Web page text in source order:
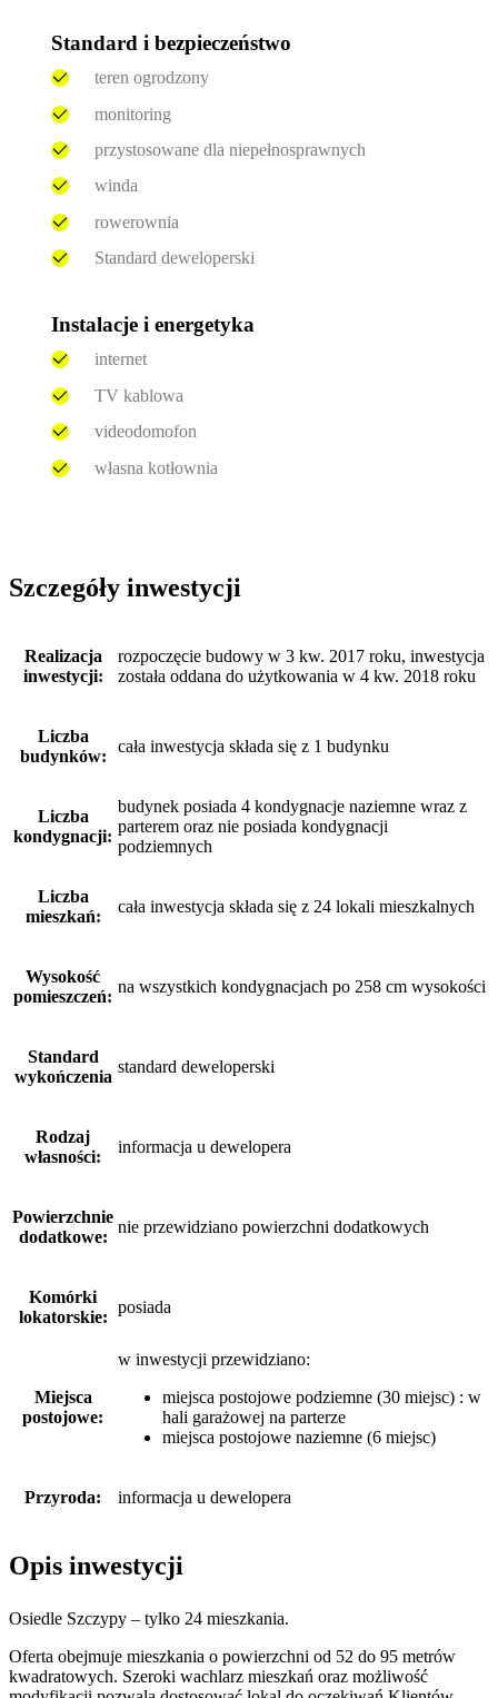
Standard i bezpieczeństwo
teren ogrodzony
monitoring
przystosowane dla niepełnosprawnych
winda
rowerownia
Standard deweloperski
Instalacje i energetyka
internet
TV kablowa
videodomofon
własna kotłownia
Szczegóły inwestycji
Realizacja
inwestycji:
rozpoczęcie budowy w 3 kw. 2017 roku, inwestycja
została oddana do użytkowania w 4 kw. 2018 roku
Liczba
budynków:
cała inwestycja składa się z 1 budynku
Liczba
kondygnacji:
budynek posiada 4 kondygnacje naziemne wraz z
parterem oraz nie posiada kondygnacji
podziemnych
Liczba
mieszkań:
cała inwestycja składa się z 24 lokali mieszkalnych
Wysokość
pomieszczeń:
na wszystkich kondygnacjach po 258 cm wysokości
Standard
wykończenia
standard deweloperski
Rodzaj
własności:
informacja u dewelopera
Powierzchnie
dodatkowe:
nie przewidziano powierzchni dodatkowych
Komórki
lokatorskie:
posiada
Miejsca
postojowe:
w inwestycji przewidziano:
miejsca postojowe podziemne (30 miejsc) : w
hali garażowej na parterze
miejsca postojowe naziemne (6 miejsc)
Przyroda: informacja u dewelopera
Opis inwestycji
Osiedle Szczypy – tylko 24 mieszkania.
Oferta obejmuje mieszkania o powierzchni od 52 do 95 metrów
kwadratowych. Szeroki wachlarz mieszkań oraz możliwość